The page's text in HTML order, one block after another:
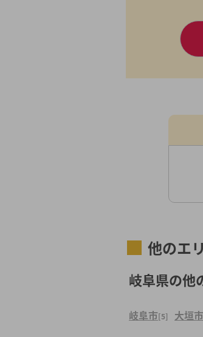
他のエ
岐阜県の他
岐阜市[5] 大垣市